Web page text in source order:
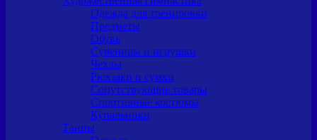
Одежда для тренировки
Предметы
Обувь
Сувениры и игрушки
Чехлы
Рюкзаки и сумки
Сопутствующие товары
Спортивные костюмы
Купальники
Танцы